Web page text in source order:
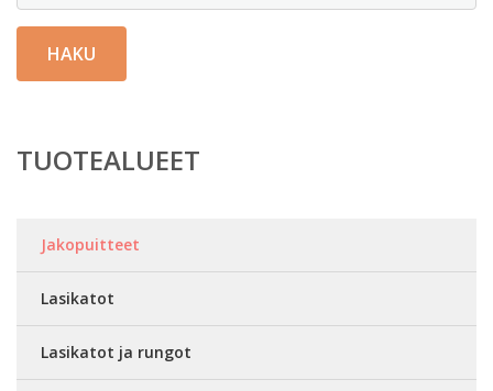
HAKU
TUOTEALUEET
Jakopuitteet
Lasikatot
Lasikatot ja rungot